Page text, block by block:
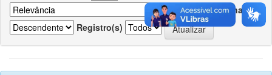
Ordenar
Registro(s)